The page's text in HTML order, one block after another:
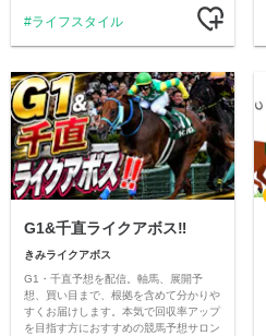
ライフスタイル
G1&千直ライクアボス‼️
きみライクアボス
G1・千直予想を配信。軸馬、展開予
想、買い目まで、根拠を含めて分かりや
すくお届けします。本気で回収率アップ
を目指す方におすすめの競馬予想サロン